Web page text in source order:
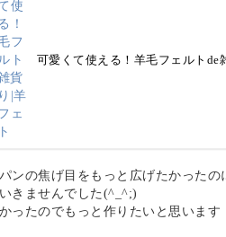
可愛くて使える！羊毛フェルトde
ンの焦げ目をもっと広げたかったの
きませんでした(^_^;)
ったのでもっと作りたいと思います